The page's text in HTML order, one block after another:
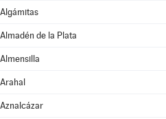
Algámitas
Almadén de la Plata
Almensilla
Arahal
Aznalcázar